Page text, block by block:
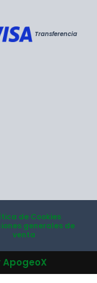
Transferencia
de Cookies
generales de
venta